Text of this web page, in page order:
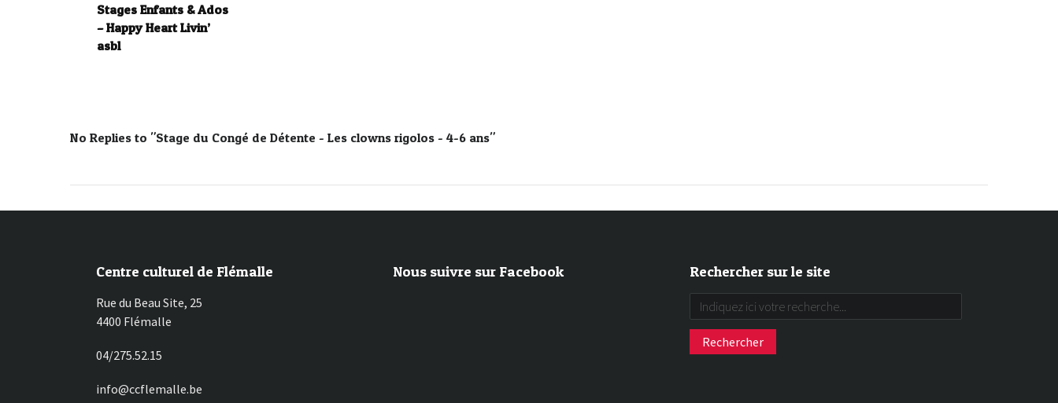
Stages Enfants & Ados
– Happy Heart Livin’
asbl
No Replies to "Stage du Congé de Détente - Les clowns rigolos - 4-6 ans"
Centre culturel de Flémalle
Rue du Beau Site, 25
4400 Flémalle
04/275.52.15
info@ccflemalle.be
Nous suivre sur Facebook Rechercher sur le site